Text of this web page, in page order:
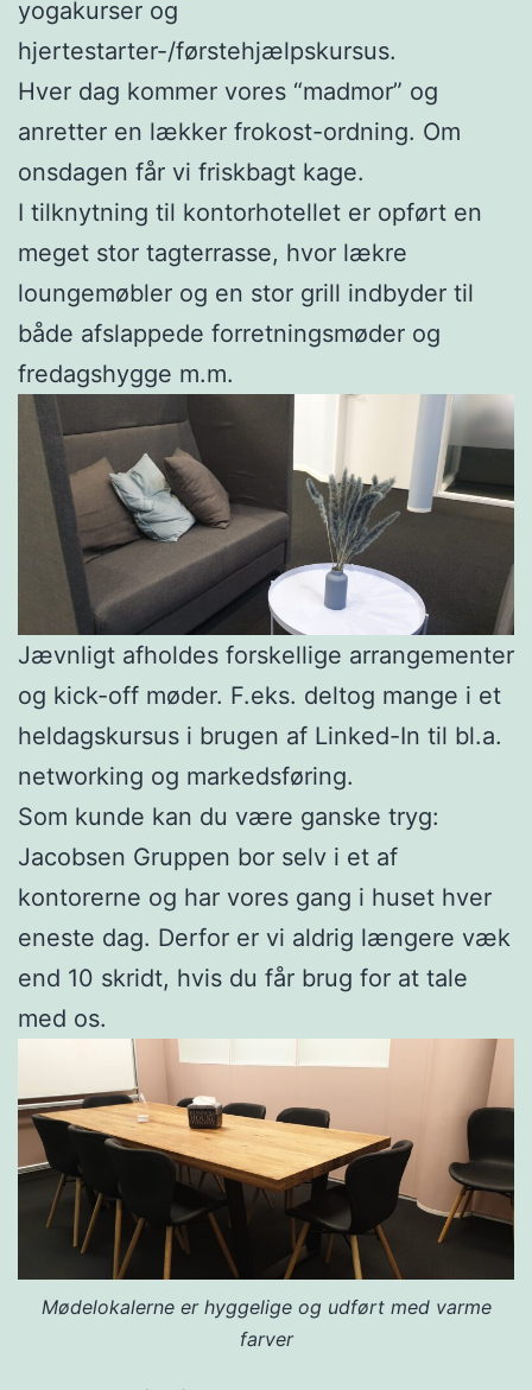
yogakurser og
hjertestarter-/førstehjælpskursus.
Hver dag kommer vores “madmor” og
anretter en lækker frokost-ordning. Om
onsdagen får vi friskbagt kage.
I tilknytning til kontorhotellet er opført en
meget stor tagterrasse, hvor lækre
loungemøbler og en stor grill indbyder til
både afslappede forretningsmøder og
fredagshygge m.m.
Jævnligt afholdes forskellige arrangementer
og kick-off møder. F.eks. deltog mange i et
heldagskursus i brugen af Linked-In til bl.a.
networking og markedsføring.
Som kunde kan du være ganske tryg:
Jacobsen Gruppen bor selv i et af
kontorerne og har vores gang i huset hver
eneste dag. Derfor er vi aldrig længere væk
end 10 skridt, hvis du får brug for at tale
med os.
Mødelokalerne er hyggelige og udført med varme
farver